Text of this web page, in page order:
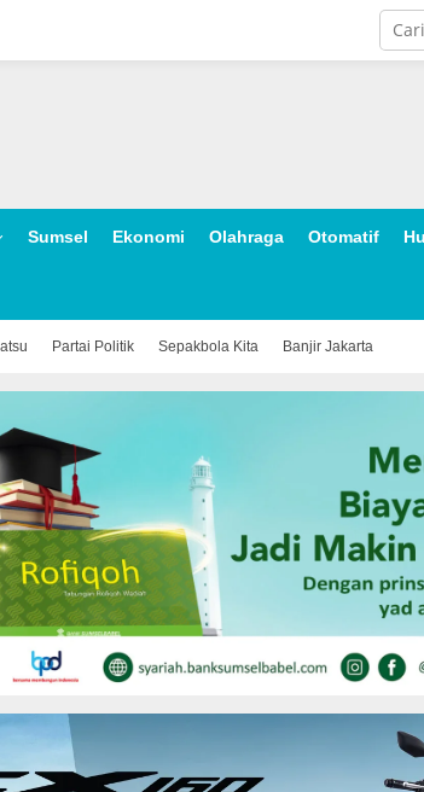
Sumsel Ekonomi Olahraga Otomatif
Partai Politik Sepakbola Kita Banjir Jakarta